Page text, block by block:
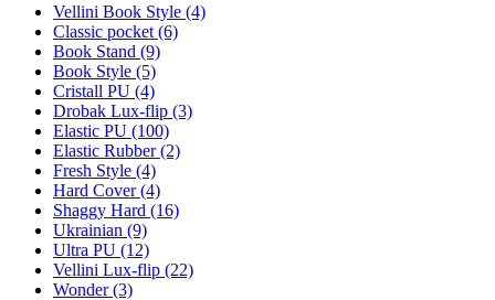
Vellini Book Style (4)
Classic pocket (6)
Book Stand (9)
Book Style (5)
Cristall PU (4)
Drobak Lux-flip (3)
Elastic PU (100)
Elastic Rubber (2)
Fresh Style (4)
Hard Cover (4)
Shaggy Hard (16)
Ukrainian (9)
Ultra PU (12)
Vellini Lux-flip (22)
Wonder (3)